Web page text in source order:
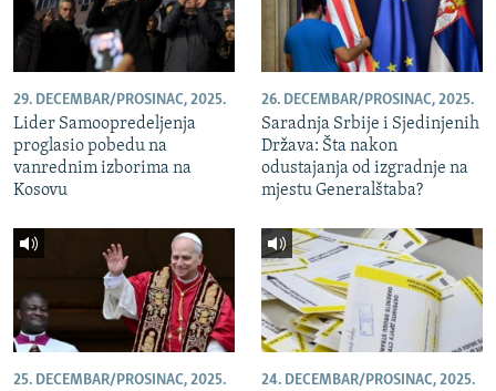
29. DECEMBAR/PROSINAC, 2025.
Lider Samoopredeljenja
proglasio pobedu na
vanrednim izborima na
Kosovu
26. DECEMBAR/PROSINAC, 2025.
Saradnja Srbije i Sjedinjenih
Država: Šta nakon
odustajanja od izgradnje na
mjestu Generalštaba?
25. DECEMBAR/PROSINAC, 2025. 24. DECEMBAR/PROSINAC, 2025.